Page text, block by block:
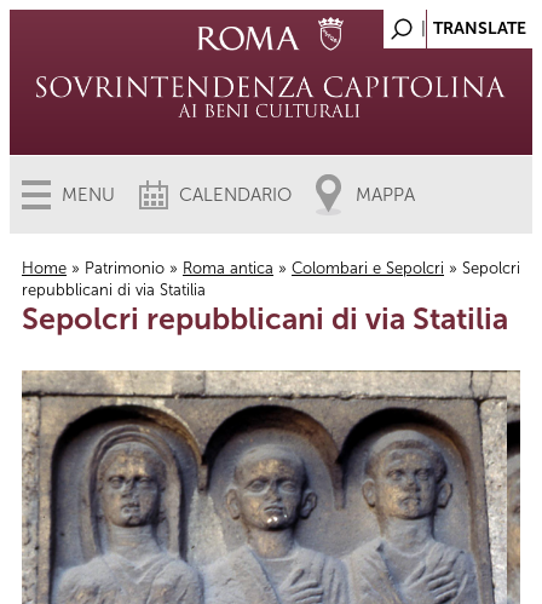
MENU CALENDARIO MAPPA
Tu sei qui
Home » Patrimonio » Roma antica » Colombari e Sepolcri » Sepolcri
repubblicani di via Statilia
Sepolcri repubblicani di via Statilia